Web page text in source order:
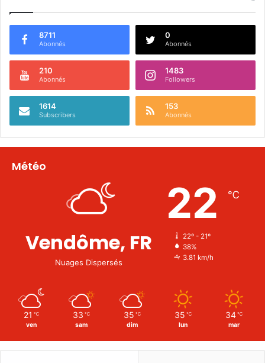
8711
Abonnés
0
Abonnés
210
Abonnés
1483
Followers
1614
Subscribers
153
Abonnés
Météo
Vendôme, FR
Nuages Dispersés
22 ℃
22º - 21º
38%
3.81 km/h
21 ℃
ven
33 ℃
sam
35 ℃
dim
35 ℃
lun
34 ℃
mar